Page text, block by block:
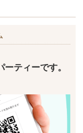
ティーです。